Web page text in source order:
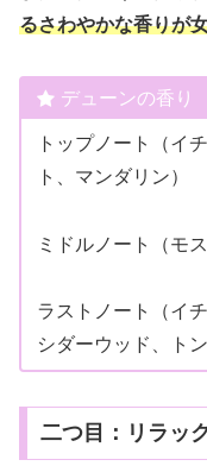
るさわやかな香りが
デューンの香り
トップノート（イ
ト、マンダリン）
ミドルノート（モ
ラストノート（イ
シダーウッド、ト
二つ目：リラッ